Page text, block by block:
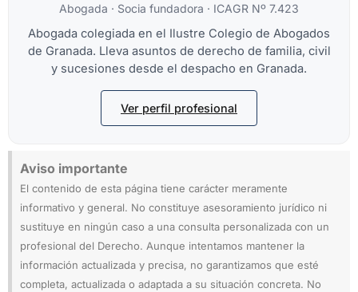
Abogada · Socia fundadora · ICAGR Nº 7.423
Abogada colegiada en el Ilustre Colegio de Abogados
de Granada. Lleva asuntos de derecho de familia, civil
y sucesiones desde el despacho en Granada.
Ver perfil profesional
Aviso importante
El contenido de esta página tiene carácter meramente
informativo y general. No constituye asesoramiento jurídico ni
sustituye en ningún caso a una consulta personalizada con un
profesional del Derecho. Aunque intentamos mantener la
información actualizada y precisa, no garantizamos que esté
completa, actualizada o adaptada a su situación concreta. No